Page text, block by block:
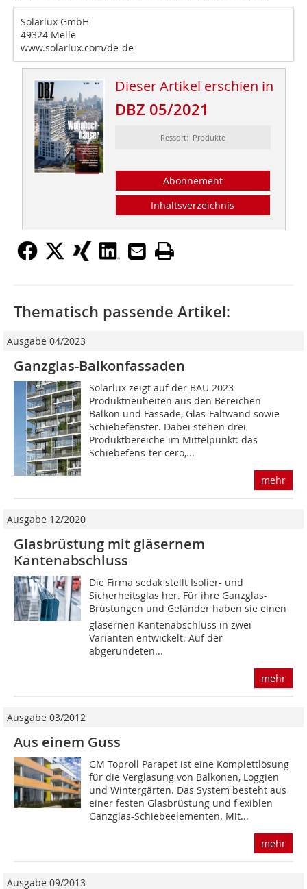
Solarlux GmbH
49324 Melle
www.solarlux.com/de-de
Dieser Artikel erschien in
DBZ 05/2021
Ressort: Produkte
Abonnement
Inhaltsverzeichnis
Thematisch passende Artikel:
Ausgabe 04/2023
Ganzglas-Balkonfassaden
Solarlux zeigt auf der BAU 2023
Produktneuheiten aus den Bereichen
Balkon und Fassade, Glas-Faltwand sowie
Schiebefenster. Dabei stehen drei
Produktbereiche im Mittelpunkt: das
Schiebefens-ter cero,...
mehr
Ausgabe 12/2020
Glasbrüstung mit gläsernem
Kantenabschluss
Die Firma sedak stellt Isolier- und
Sicherheitsglas her. Für ihre Ganzglas-
Brüstungen und Geländer haben sie einen
gläsernen Kantenabschluss in zwei
Varianten entwickelt. Auf der
abgerundeten...
mehr
Ausgabe 03/2012
Aus einem Guss
GM Toproll Parapet ist eine Komplettlösung
für die Verglasung von Balkonen, Loggien
und Wintergärten. Das System besteht aus
einer festen Glasbrüstung und flexiblen
Ganzglas-Schiebeelementen. Mit...
mehr
Ausgabe 09/2013